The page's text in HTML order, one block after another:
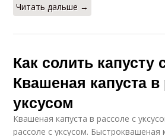
Читать дальше →
Как солить капусту
Квашеная капуста в
уксусом
Квашеная капуста в рассоле с
рассоле с уксусом. Быстроквашеная